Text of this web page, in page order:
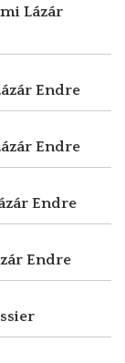
Lázár
Endre
Endre
Endre
Endre